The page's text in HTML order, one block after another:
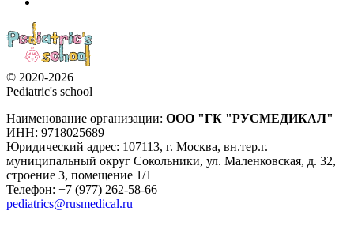
© 2020-2026
Pediatric's school
Наименование организации: ООО "ГК "РУСМЕДИКАЛ"
ИНН: 9718025689
Юридический адрес: 107113, г. Москва, вн.тер.г.
муниципальный округ Сокольники, ул. Маленковская, д. 32,
строение 3, помещение 1/1
Телефон: +7 (977) 262-58-66
pediatrics@rusmedical.ru